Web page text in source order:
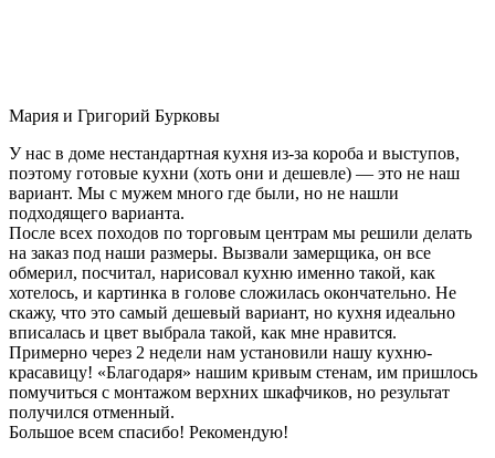
Мария и Григорий Бурковы
У нас в доме нестандартная кухня из-за короба и выступов,
поэтому готовые кухни (хоть они и дешевле) — это не наш
вариант. Мы с мужем много где были, но не нашли
подходящего варианта.
После всех походов по торговым центрам мы решили делать
на заказ под наши размеры. Вызвали замерщика, он все
обмерил, посчитал, нарисовал кухню именно такой, как
хотелось, и картинка в голове сложилась окончательно. Не
скажу, что это самый дешевый вариант, но кухня идеально
вписалась и цвет выбрала такой, как мне нравится.
Примерно через 2 недели нам установили нашу кухню-
красавицу! «Благодаря» нашим кривым стенам, им пришлось
помучиться с монтажом верхних шкафчиков, но результат
получился отменный.
Большое всем спасибо! Рекомендую!